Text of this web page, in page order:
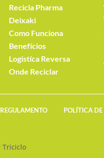
Recicla Pharma
Deixaki
Como Funciona
Benefícios
Logistíca Reversa
Onde Reciclar
REGULAMENTO POLÍTICA